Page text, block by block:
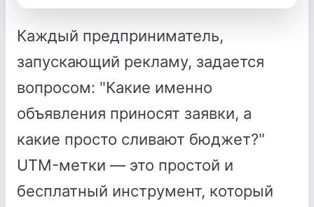
Каждый предприниматель,
запускающий рекламу, задается
вопросом: "Какие именно
объявления приносят заявки, а
какие просто сливают бюджет?"
UTM-метки — это простой и
бесплатный инструмент, который